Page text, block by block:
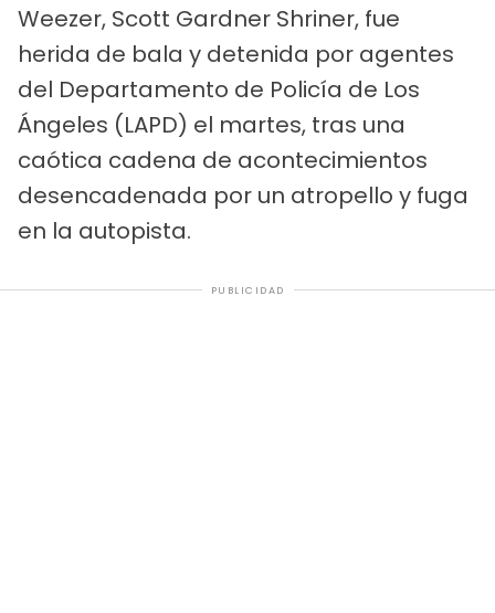
Weezer, Scott Gardner Shriner, fue
herida de bala y detenida por agentes
del Departamento de Policía de Los
Ángeles (LAPD) el martes, tras una
caótica cadena de acontecimientos
desencadenada por un atropello y fuga
en la autopista.
PUBLICIDAD